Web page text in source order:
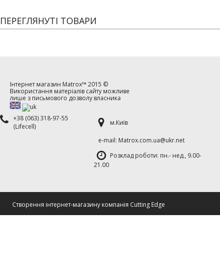
ПЕРЕГЛЯНУТІ ТОВАРИ
Інтернет магазин Matrox™ 2015 ©
Використання матеріалів сайту можливе
лише з письмового дозволу власника
+38 (063) 318-97-55
(Lifecell)
м.Київ
е-mаil: Matrox.com.ua@ukr.net
Розклад роботи: пн.- нед., 9.00-
21.00
Cтворення інтернет-магазину компанія Cutting Edge